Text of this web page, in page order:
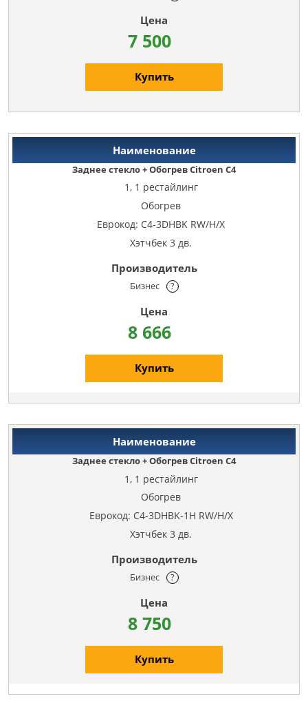
7 500
Купить
Заднее стекло + Обогрев Citroen C4
1, 1 рестайлинг
Обогрев
Еврокод: C4-3DHBK RW/H/X
Хэтчбек 3 дв.
Бизнес ?
8 666
Купить
Заднее стекло + Обогрев Citroen C4
1, 1 рестайлинг
Обогрев
Еврокод: C4-3DHBK-1H RW/H/X
Хэтчбек 3 дв.
Бизнес ?
8 750
Купить